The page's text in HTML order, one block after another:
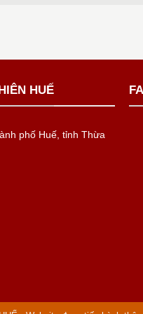
HUẾ
phố Huế, tỉnh Thừa